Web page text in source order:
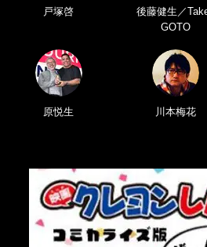
戸塚啓
後藤健生／
GOTO
原悦生 川本梅花